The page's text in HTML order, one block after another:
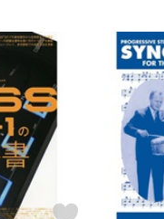
Spanish Moon
STEINBERGER
SUNRISE
TAKAMINE TAMA
Thalia Capo
ThroBak Electronics
TOKAI Tom Anderson
TonePros TOUGH-TX
station TUNE